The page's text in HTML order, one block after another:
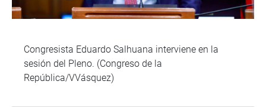
Congresista Eduardo Salhuana interviene en la
sesión del Pleno. (Congreso de la
República/VVásquez)